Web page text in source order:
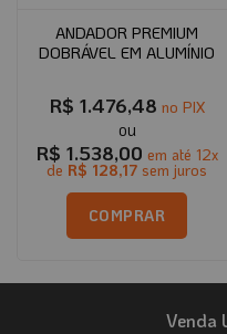
ANDADOR PREMIUM
DOBRÁVEL EM ALUMÍNIO
R$ 1.476,48 no PIX
R$ 1.538,00 em até 12x
de R$ 128,17 sem juros
COMPRAR
Venda